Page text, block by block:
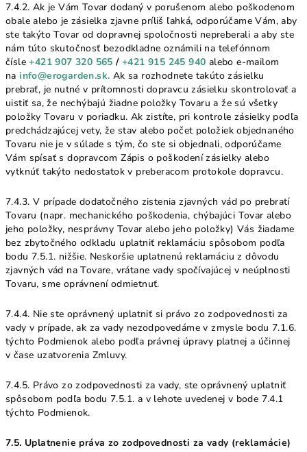
7.4.2. Ak je Vám Tovar dodaný v porušenom alebo poškodenom
obale alebo je zásielka zjavne príliš ľahká, odporúčame Vám, aby
ste takýto Tovar od dopravnej spoločnosti nepreberali a aby ste
nám túto skutočnosť bezodkladne oznámili na telefónnom
čísle +421 907 320 565 / +421 915 245 940 alebo e-mailom
na info@erogarden.sk. Ak sa rozhodnete takúto zásielku
prebrať, je nutné v prítomnosti dopravcu zásielku skontrolovať a
uistiť sa, že nechýbajú žiadne položky Tovaru a že sú všetky
položky Tovaru v poriadku. Ak zistíte, pri kontrole zásielky podľa
predchádzajúcej vety, že stav alebo počet položiek objednaného
Tovaru nie je v súlade s tým, čo ste si objednali, odporúčame
Vám spísať s dopravcom Zápis o poškodení zásielky alebo
vytknúť takýto nedostatok v preberacom protokole dopravcu.
7.4.3. V prípade dodatočného zistenia zjavných vád po prebratí
Tovaru (napr. mechanického poškodenia, chýbajúci Tovar alebo
jeho položky, nesprávny Tovar alebo jeho položky) Vás žiadame
bez zbytočného odkladu uplatniť reklamáciu spôsobom podľa
bodu 7.5.1. nižšie. Neskoršie uplatnenú reklamáciu z dôvodu
zjavných vád na Tovare, vrátane vady spočívajúcej v neúplnosti
Tovaru, sme oprávnení odmietnuť.
7.4.4. Nie ste oprávnený uplatniť si právo zo zodpovednosti za
vady v prípade, ak za vady nezodpovedáme v zmysle bodu 7.1.6.
týchto Podmienok alebo podľa právnej úpravy platnej a účinnej
v čase uzatvorenia Zmluvy.
7.4.5. Právo zo zodpovednosti za vady, ste oprávnený uplatniť
spôsobom podľa bodu 7.5.1. a v lehote uvedenej v bode 7.4.1
týchto Podmienok.
7.5. Uplatnenie práva zo zodpovednosti za vady (reklamácie)